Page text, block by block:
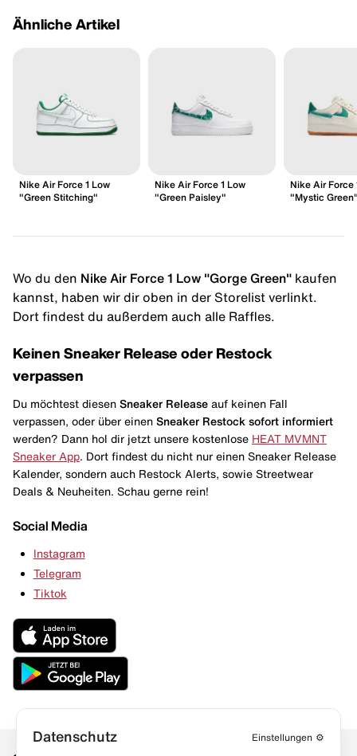
Ähnliche Artikel
Nike Air Force 1 Low
"Green Stitching"
Nike Air Force 1 Low
"Green Paisley"
Nike Air Force
"Mystic
Wo du den Nike Air Force 1 Low "Gorge Green" kaufen
kannst, haben wir dir oben in der Storelist verlinkt.
Dort findest du außerdem auch alle Raffles.
Keinen Sneaker Release oder Restock
verpassen
Du möchtest diesen Sneaker Release auf keinen Fall
verpassen, oder über einen Sneaker Restock sofort informiert
werden? Dann hol dir jetzt unsere kostenlose HEAT MVMNT
Sneaker App . Dort findest du nicht nur einen Sneaker Release
Kalender, sondern auch Restock Alerts, sowie Streetwear
Deals & Neuheiten. Schau gerne rein!
Social Media
Instagram
Telegram
Tiktok
Datenschutz Einstellungen ⚙️